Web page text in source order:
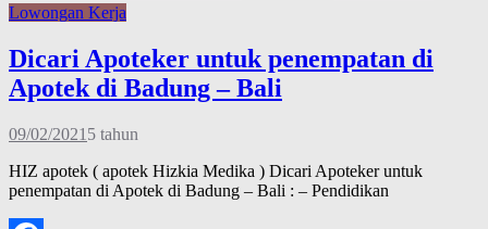
Lowongan Kerja
Dicari Apoteker untuk penempatan di
Apotek di Badung – Bali
09/02/2021 5 tahun
HIZ apotek ( apotek Hizkia Medika ) Dicari Apoteker untuk
penempatan di Apotek di Badung – Bali : – Pendidikan